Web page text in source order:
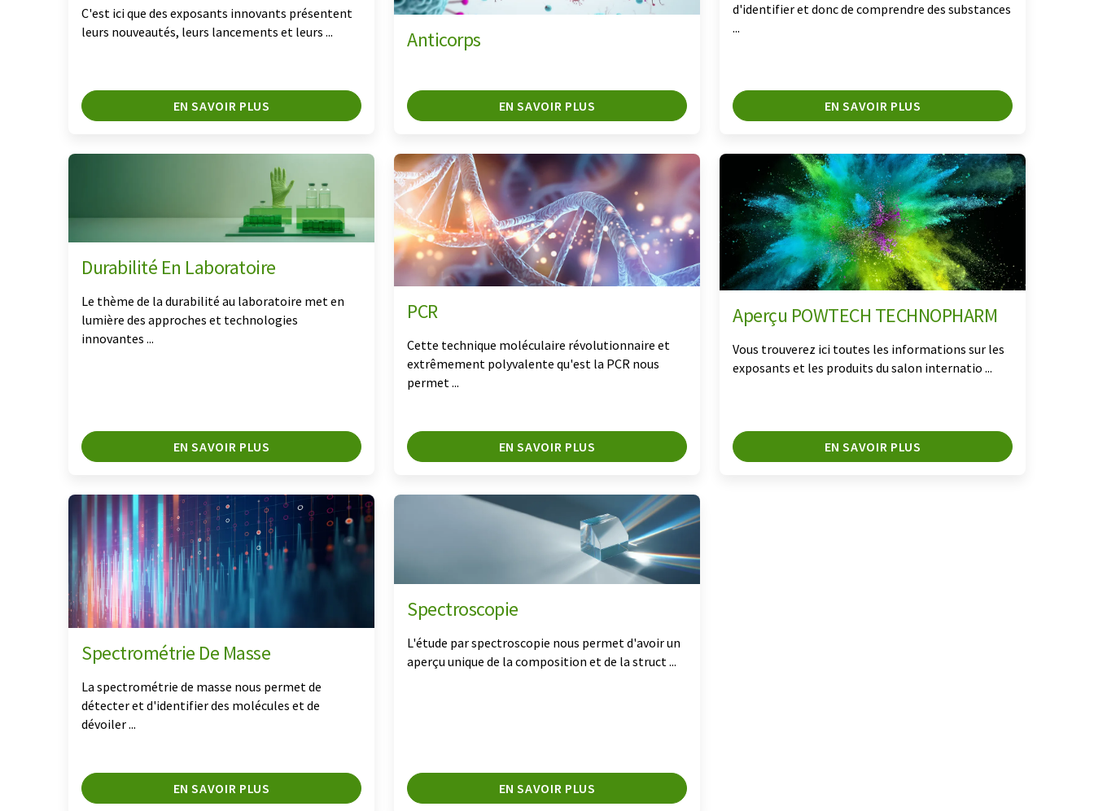
C'est ici que des exposants innovants présentent
leurs nouveautés, leurs lancements et leurs ...
EN SAVOIR PLUS
Anticorps
EN SAVOIR PLUS
d'identifier et donc de comprendre des substances
...
EN SAVOIR PLUS
Durabilité En Laboratoire
Le thème de la durabilité au laboratoire met en
lumière des approches et technologies
innovantes ...
EN SAVOIR PLUS
PCR
Cette technique moléculaire révolutionnaire et
extrêmement polyvalente qu'est la PCR nous
permet ...
EN SAVOIR PLUS
Aperçu POWTECH TECHNOPHARM
Vous trouverez ici toutes les informations sur les
exposants et les produits du salon internatio ...
EN SAVOIR PLUS
Spectrométrie De Masse
La spectrométrie de masse nous permet de
détecter et d'identifier des molécules et de
dévoiler ...
EN SAVOIR PLUS
Spectroscopie
L'étude par spectroscopie nous permet d'avoir un
aperçu unique de la composition et de la struct ...
EN SAVOIR PLUS